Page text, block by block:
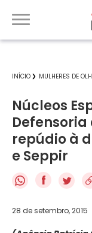
INÍCIO MULHERES DE
Núcleos
Defensoria
repúdio à
e Seppir
f
28 de setembro, 2015